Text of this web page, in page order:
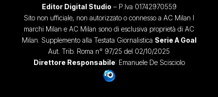
Editor Digital Studio – P.Iva 01742970559
Sito non ufficiale, non autorizzato o connesso a AC Milan I
marchi Milan e AC Milan sono di esclusiva proprietà di AC
Milan. Supplemento alla Testata Giornalistica Serie A Goal
Aut. Trib. Roma n° 97/25 del 02/10/2025
Direttore Responsabile: Emanuele De Scisciolo